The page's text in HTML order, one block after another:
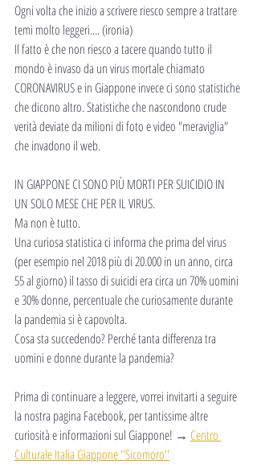
Ogni volta che inizio a scrivere riesco sempre a trattare
temi molto leggeri.... (ironia)
Il fatto è che non riesco a tacere quando tutto il
mondo è invaso da un virus mortale chiamato
CORONAVIRUS e in Giappone invece ci sono statistiche
che dicono altro. Statistiche che nascondono crude
verità deviate da milioni di foto e video "meraviglia"
che invadono il web.
IN GIAPPONE CI SONO PIÙ MORTI PER SUICIDIO IN
UN SOLO MESE CHE PER IL VIRUS.
Ma non è tutto.
Una curiosa statistica ci informa che prima del virus
(per esempio nel 2018 più di 20.000 in un anno, circa
55 al giorno) il tasso di suicidi era circa un 70% uomini
e 30% donne, percentuale che curiosamente durante
la pandemia si è capovolta.
Cosa sta succedendo? Perché tanta differenza tra
uomini e donne durante la pandemia?
Prima di continuare a leggere, vorrei invitarti a seguire
la nostra pagina Facebook, per tantissime altre
curiosità e informazioni sul Giappone! → Centro
Culturale Italia Giappone ''Sicomoro''